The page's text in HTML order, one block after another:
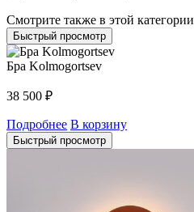
Смотрите также в этой категории
Быстрый просмотр
Бра Kolmogortsev
38 500 ₽
Подробнее В корзину
Быстрый просмотр